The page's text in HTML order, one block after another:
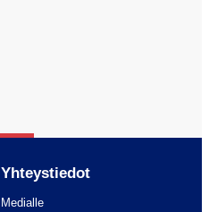
Yhteystiedot
Medialle